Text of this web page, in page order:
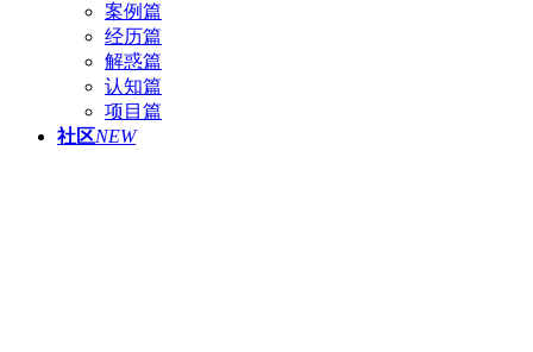
案例篇
经历篇
解惑篇
认知篇
项目篇
社区NEW